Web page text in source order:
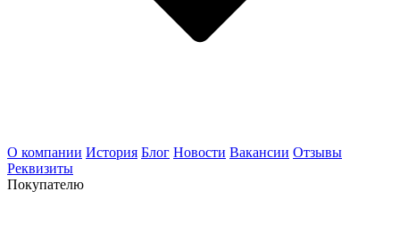
О компании История Блог Новости Вакансии Отзывы
Реквизиты
Покупателю